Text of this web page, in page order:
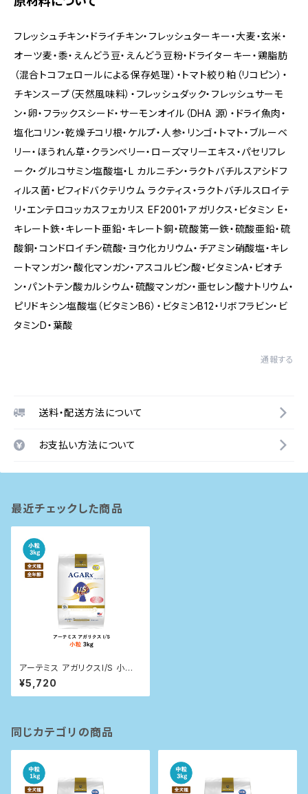
フレッシュチキン・ドライチキン・フレッシュターキー・大麦・玄米・
オーツ麦・黍・えんどう豆・えんどう豆粉・ドライターキー・鶏脂肪
（混合トコフェロールによる保存処理）・トマト絞り粕（リコピン）・
チキンスープ（天然風味料）・フレッシュダック・フレッシュサーモ
ン・卵・フラックスシード・サーモンオイル（DHA 源）・ドライ魚肉・
塩化コリン・乾燥チコリ根・ケルプ・人参・リンゴ・トマト・ブルーベ
リー・ほうれん草・クランベリー・ローズマリーエキス・パセリフレ
ーク・グルコサミン塩酸塩・L カルニチン・ラクトバチルスアシドフ
ィルス菌・ビフィドバクテリウム ラクティス・ラクトバチルスロイテ
リ・エンテロコッカスフェカリス EF2001・アガリクス・ビタミン E・
キレート鉄・キレート亜鉛・キレート銅・硫酸第一鉄・硫酸亜鉛・硫
酸銅・コンドロイチン硫酸・ヨウ化カリウム・チアミン硝酸塩・キレ
ートマンガン・酸化マンガン・アスコルビン酸・ビタミンA・ビオチ
ン・パントテン酸カルシウム・硫酸マンガン・亜セレン酸ナトリウム・
ピリドキシン塩酸塩（ビタミンB6）・ビタミンB12・リボフラビン・ビ
タミンD・葉酸
通報する
送料・配送方法について
お支払い方法について
最近チェックした商品
アーテミス アガリクスI/S 小粒
3kg
¥5,720
同じカテゴリの商品